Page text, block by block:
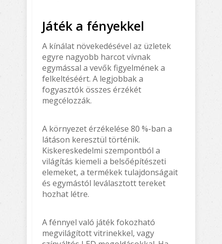
Játék a fényekkel
A kínálat növekedésével az üzletek
egyre nagyobb harcot vívnak
egymással a vevők figyelmének a
felkeltéséért. A legjobbak a
fogyasztók összes érzékét
megcélozzák.
A környezet érzékelése 80 %-ban a
látáson keresztül történik.
Kiskereskedelmi szempontból a
világítás kiemeli a belsőépítészeti
elemeket, a termékek tulajdonságait
és egymástól leválasztott tereket
hozhat létre.
A fénnyel való játék fokozható
megvilágított vitrinekkel, vagy